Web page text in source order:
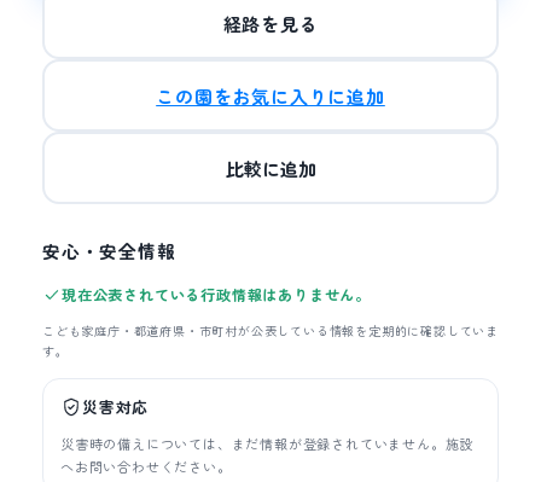
経路を見る
この園をお気に入りに追加
比較に追加
安心・安全情報
現在公表されている行政情報はありません。
こども家庭庁・都道府県・市町村が公表している情報を定期的に確認していま
す。
災害対応
災害時の備えについては、まだ情報が登録されていません。施設
へお問い合わせください。